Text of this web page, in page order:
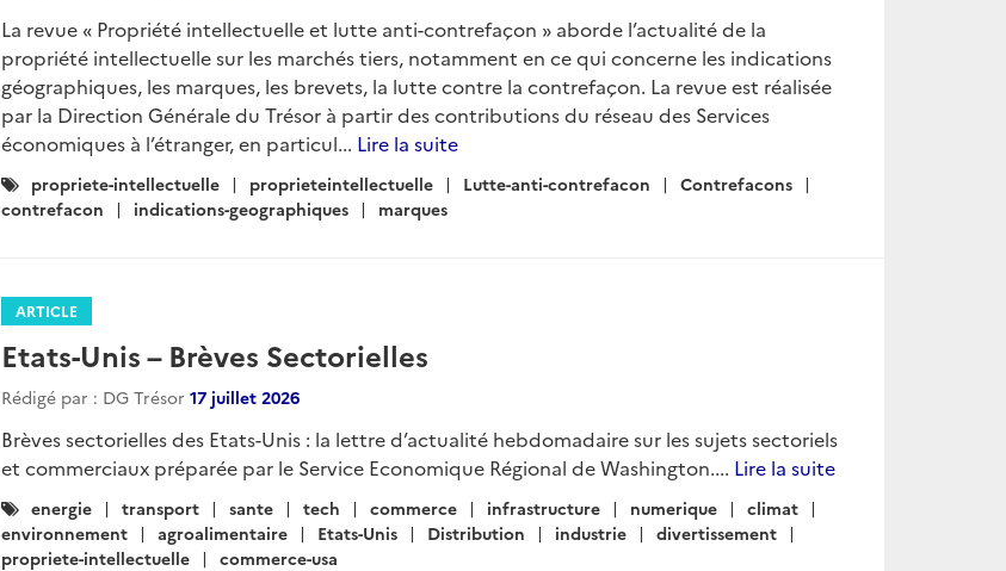
La revue « Propriété intellectuelle et lutte anti-contrefaçon » aborde l’actualité de la
propriété intellectuelle sur les marchés tiers, notamment en ce qui concerne les indications
géographiques, les marques, les brevets, la lutte contre la contrefaçon. La revue est réalisée
par la Direction Générale du Trésor à partir des contributions du réseau des Services
économiques à l’étranger, en particul... Lire la suite
Catégories
:
propriete-intellectuelle proprieteintellectuelle Lutte-anti-contrefacon
Contrefacons
contrefacon
indications-geographiques marques
ARTICLE
Etats-Unis – Brèves Sectorielles
Rédigé par : DG Trésor 17 juillet 2026
Brèves sectorielles des Etats-Unis : la lettre d’actualité hebdomadaire sur les sujets sectoriels
et commerciaux préparée par le Service Economique Régional de Washington.... Lire la suite
Catégories
:
energie transport sante tech commerce infrastructure numerique
climat
environnement
agroalimentaire Etats-Unis Distribution industrie
divertissement
propriete-intellectuelle
commerce-usa